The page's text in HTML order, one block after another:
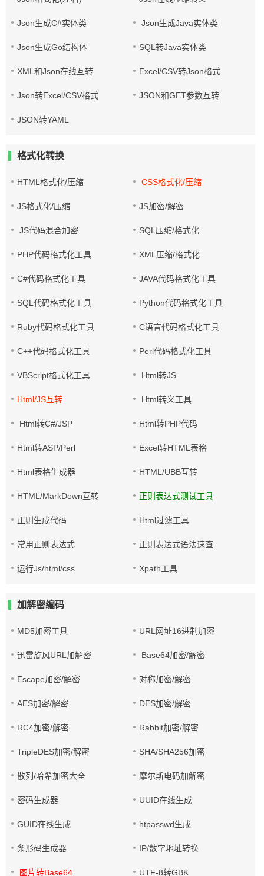
Json生成C#实体类 Json生成Java实体类
Json生成Go结构体 SQL转Java实体类
XML和Json在线互转 Excel/CSV转Json格式
Json转Excel/CSV格式 JSON和GET参数互转
JSON转YAML
格式化转换
HTML格式化/压缩 CSS格式化/压缩
JS格式化/压缩 JS加密/解密
JS代码混合加密 SQL压缩/格式化
PHP代码格式化工具 XML压缩/格式化
C#代码格式化工具 JAVA代码格式化工具
SQL代码格式化工具 Python代码格式化工具
Ruby代码格式化工具 C语言代码格式化工具
C++代码格式化工具 Perl代码格式化工具
VBScript格式化工具 Html转JS
Html/JS互转 Html转义工具
Html转C#/JSP Html转PHP代码
Html转ASP/Perl Excel转HTML表格
Html表格生成器 HTML/UBB互转
HTML/MarkDown互转 正则表达式测试工具
正则生成代码 Html过滤工具
常用正则表达式 正则表达式语法速查
运行Js/html/css Xpath工具
加解密编码
MD5加密工具 URL网址16进制加密
迅雷旋风URL加解密 Base64加密/解密
Escape加密/解密 对称加密/解密
AES加密/解密 DES加密/解密
RC4加密/解密 Rabbit加密/解密
TripleDES加密/解密 SHA/SHA256加密
散列/哈希加密大全 摩尔斯电码加解密
密码生成器 UUID在线生成
GUID在线生成 htpasswd生成
条形码生成器 IP/数字地址转换
图片转Base64 UTF-8转GBK